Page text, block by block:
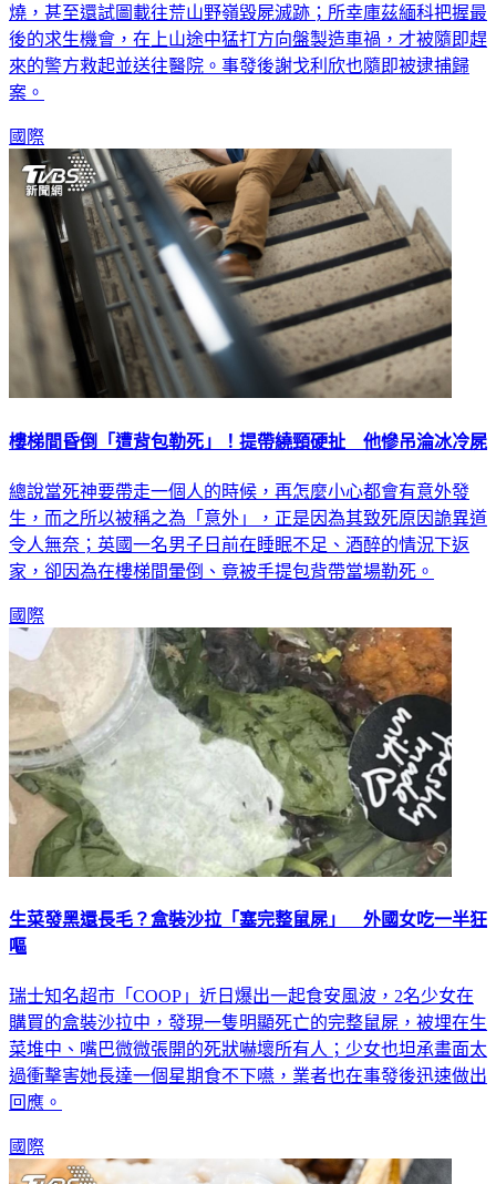
燒，甚至還試圖載往荒山野嶺毀屍滅跡；所幸庫茲緬科把握最
後的求生機會，在上山途中猛打方向盤製造車禍，才被隨即趕
來的警方救起並送往醫院。事發後謝戈利欣也隨即被逮捕歸
案。
國際
樓梯間昏倒「遭背包勒死」！提帶繞頸硬扯 他慘吊淪冰冷屍
總說當死神要帶走一個人的時候，再怎麼小心都會有意外發
生，而之所以被稱之為「意外」，正是因為其致死原因詭異道
令人無奈；英國一名男子日前在睡眠不足、酒醉的情況下返
家，卻因為在樓梯間暈倒、竟被手提包背帶當場勒死。
國際
生菜發黑還長毛？盒裝沙拉「塞完整鼠屍」 外國女吃一半狂
嘔
瑞士知名超市「COOP」近日爆出一起食安風波，2名少女在
購買的盒裝沙拉中，發現一隻明顯死亡的完整鼠屍，被埋在生
菜堆中、嘴巴微微張開的死狀嚇壞所有人；少女也坦承畫面太
過衝擊害她長達一個星期食不下嚥，業者也在事發後迅速做出
回應。
國際